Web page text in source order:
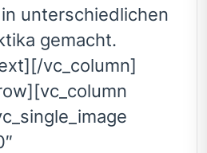
unterschiedlichen
gemacht.
vc_column]